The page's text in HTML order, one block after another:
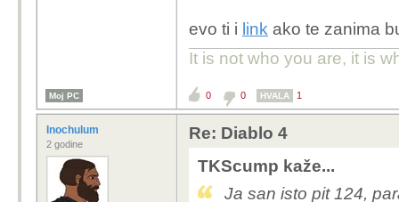
evo ti i link ako te zanima
It is not who you are, it is
Moj PC 0 0 HVALA 1
Inochulum
2 godine
Re: Diablo 4
TKScump kaže...
Ja san isto pit 124,